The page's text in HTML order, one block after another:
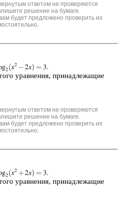
ответом не проверяются
решение на бумаге.
будет предложено проверить их
урав­не­ния, при­над­ле­жа­щие
ответом не проверяются
решение на бумаге.
будет предложено проверить их
урав­не­ния, при­над­ле­жа­щие